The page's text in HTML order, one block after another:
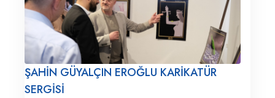
ŞAHİN GÜYALÇIN EROĞLU KARİKATÜR
SERGİSİ